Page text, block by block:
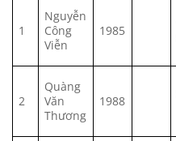
1
Nguyễn
Công
Viễn
1985
2
Quàng
Văn
Thương
1988